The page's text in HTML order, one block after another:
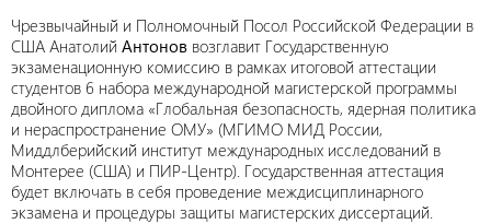
Чрезвычайный и Полномочный Посол Российской Федерации в
США Анатолий Антонов возглавит Государственную
экзаменационную комиссию в рамках итоговой аттестации
студентов 6 набора международной магистерской программы
двойного диплома «Глобальная безопасность, ядерная политика
и нераспространение ОМУ» (МГИМО МИД России,
Миддлберийский институт международных исследований в
Монтерее (США) и ПИР-Центр). Государственная аттестация
будет включать в себя проведение междисциплинарного
экзамена и процедуры защиты магистерских диссертаций.